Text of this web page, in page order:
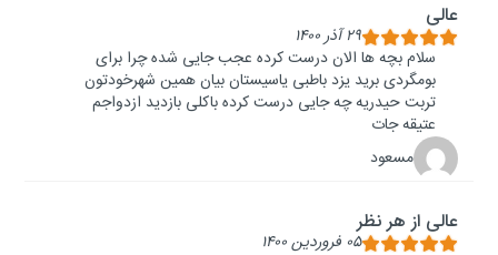
عالی
۲۹ آذر ۱۴۰۰
سلام بچه ها الان درست کرده عجب جایی شده چرا برای
بومگردی برید یزد باطبی یاسیستان بیان همین شهرخودتون
تربت حیدریه چه جایی درست کرده باکلی بازدید ازدواجم
عتیقه جات
مسعود
عالی از هر نظر
۰۵ فروردین ۱۴۰۰